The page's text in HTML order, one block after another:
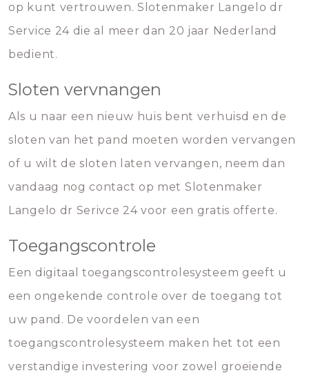
op kunt vertrouwen. Slotenmaker Langelo dr
Service 24 die al meer dan 20 jaar Nederland
bedient.
Sloten vervnangen
Als u naar een nieuw huis bent verhuisd en de
sloten van het pand moeten worden vervangen
of u wilt de sloten laten vervangen, neem dan
vandaag nog contact op met Slotenmaker
Langelo dr Serivce 24 voor een gratis offerte.
Toegangscontrole
Een digitaal toegangscontrolesysteem geeft u
een ongekende controle over de toegang tot
uw pand. De voordelen van een
toegangscontrolesysteem maken het tot een
verstandige investering voor zowel groeiende